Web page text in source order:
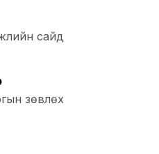
сайд
зөвлөх